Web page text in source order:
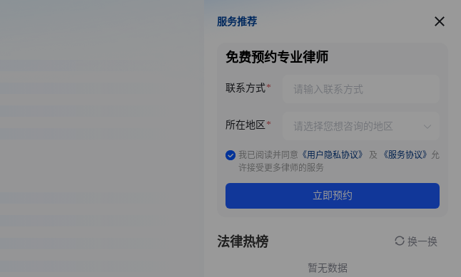
服务推荐
服务推荐
免费预约专业律师
联系方式
所在地区
我已阅读并同意 《用户隐私协议》 及 《服务协议》 允
许接受更多律师的服务
立即预约
法律热榜 换一换
暂无数据